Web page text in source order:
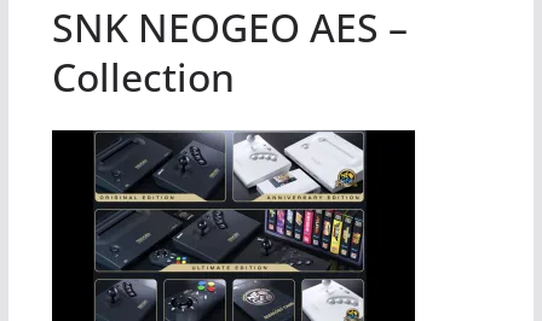
SNK NEOGEO AES –
Collection